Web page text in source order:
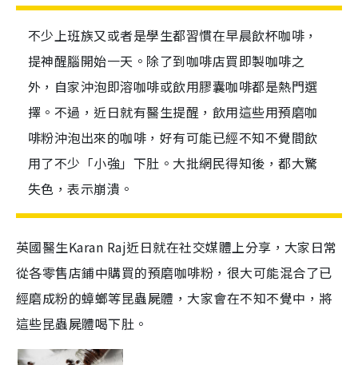
不少上班族又或者是學生都習慣在早晨飲杯咖啡，
提神醒腦開始一天。除了到咖啡店買即製咖啡之
外，自家沖泡即溶咖啡或飲用膠囊咖啡都是熱門選
擇。不過，近日就有醫生提醒，飲用這些用預磨咖
啡粉沖泡出來的咖啡，好有可能已經不知不覺間飲
用了不少「小強」下肚。大批網民得知後，都大驚
失色，表示崩潰。
英國醫生Karan Raj近日就在社交媒體上分享，大家日常
從各零售店鋪中購買的預磨咖啡粉，很大可能混合了已
經磨成粉的蟑螂等昆蟲屍體，大家會在不知不覺中，將
這些昆蟲屍體喝下肚。